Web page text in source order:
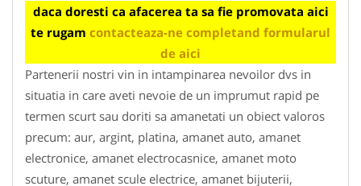
daca doresti ca afacerea ta sa fie promovata aici
te rugam contacteaza-ne completand formularul
de aici
Partenerii nostri vin in intampinarea nevoilor dvs in
situatia in care aveti nevoie de un imprumut rapid pe
termen scurt sau doriti sa amanetati un obiect valoros
precum: aur, argint, platina, amanet auto, amanet
electronice, amanet electrocasnice, amanet moto
scuture, amanet scule electrice, amanet bijuterii,